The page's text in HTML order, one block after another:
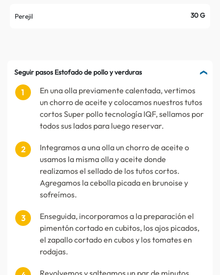
Perejil 30 G
Seguir pasos Estofado de pollo y verduras
En una olla previamente calentada, vertimos
un chorro de aceite y colocamos nuestros tutos
cortos Super pollo tecnología IQF, sellamos por
todos sus lados para luego reservar.
Integramos a una olla un chorro de aceite o
usamos la misma olla y aceite donde
realizamos el sellado de los tutos cortos.
Agregamos la cebolla picada en brunoise y
sofreímos.
Enseguida, incorporamos a la preparación el
pimentón cortado en cubitos, los ajos picados,
el zapallo cortado en cubos y los tomates en
rodajas.
Revolvemos y salteamos un par de minutos,